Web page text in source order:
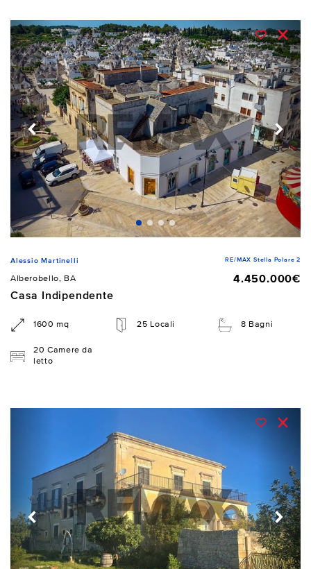
Alessio Martinelli RE/MAX Stella Polare 2
Alberobello, BA
4.450.000€
Casa Indipendente
1600 mq 25 Locali 8 Bagni
20 Camere da
letto